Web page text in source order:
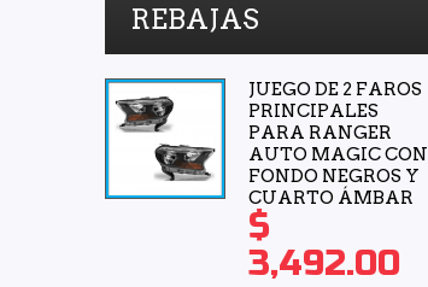
REBAJAS
JUEGO DE 2 FAROS
PRINCIPALES
PARA RANGER
AUTO MAGIC CON
FONDO NEGROS Y
CUARTO ÁMBAR
$
3,492.00